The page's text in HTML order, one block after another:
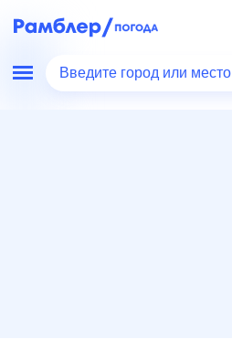
Введите город или место